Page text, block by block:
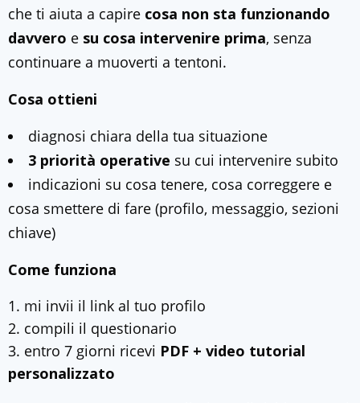
che ti aiuta a capire cosa non sta funzionando
davvero e su cosa intervenire prima, senza
continuare a muoverti a tentoni.
Cosa ottieni
diagnosi chiara della tua situazione
3 priorità operative su cui intervenire subito
indicazioni su cosa tenere, cosa correggere e
cosa smettere di fare (profilo, messaggio, sezioni
chiave)
Come funziona
mi invii il link al tuo profilo
compili il questionario
entro 7 giorni ricevi PDF + video tutorial
personalizzato